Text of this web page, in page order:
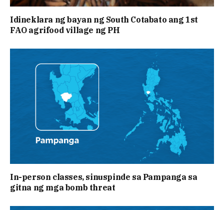
Idineklara ng bayan ng South Cotabato ang 1st
FAO agrifood village ng PH
In-person classes, sinuspinde sa Pampanga sa
gitna ng mga bomb threat